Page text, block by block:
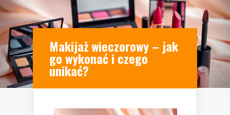
Makijaż wieczorowy – jak
go wykonać i czego
unikać?